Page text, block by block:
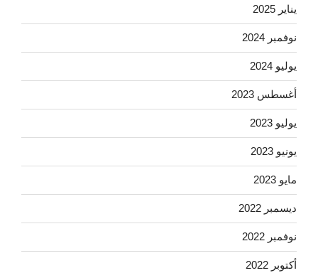
يناير 2025
نوفمبر 2024
يوليو 2024
أغسطس 2023
يوليو 2023
يونيو 2023
مايو 2023
ديسمبر 2022
نوفمبر 2022
أكتوبر 2022